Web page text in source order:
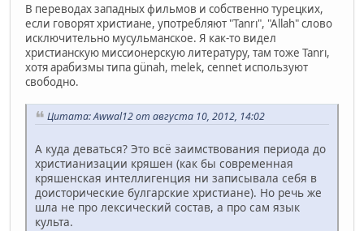
В переводах западных фильмов и собственно турецких,
если говорят христиане, употребляют "Tanrı", "Allah" слово
исключительно мусульманское. Я как-то видел
христианскую миссионерскую литературу, там тоже Tanrı,
хотя арабизмы типа günah, melek, cennet используют
свободно.
Цитата: Awwal12 от августа 10, 2012, 14:02
А куда деваться? Это всё заимствования периода до
христианизации кряшен (как бы современная
кряшенская интеллигенция ни записывала себя в
доисторические булгарские христиане). Но речь же
шла не про лексический состав, а про сам язык
культа.